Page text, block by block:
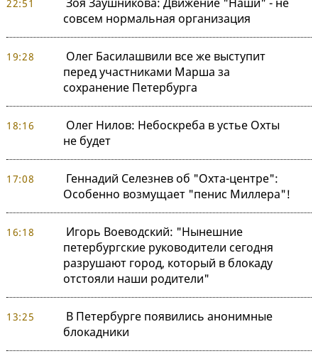
22:51
совсем нормальная организация
19:28
Олег Басилашвили все же выступит
перед участниками Марша за
сохранение Петербурга
18:16
Олег Нилов: Небоскреба в устье Охты
не будет
17:08
Геннадий Селезнев об "Охта-центре":
Особенно возмущает "пенис Миллера"!
16:18
Игорь Воеводский: "Нынешние
петербургские руководители сегодня
разрушают город, который в блокаду
отстояли наши родители"
13:25
В Петербурге появились анонимные
блокадники